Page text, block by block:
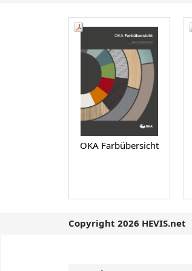
OKA Farbübersicht
Copyright 2026 HEVIS.net